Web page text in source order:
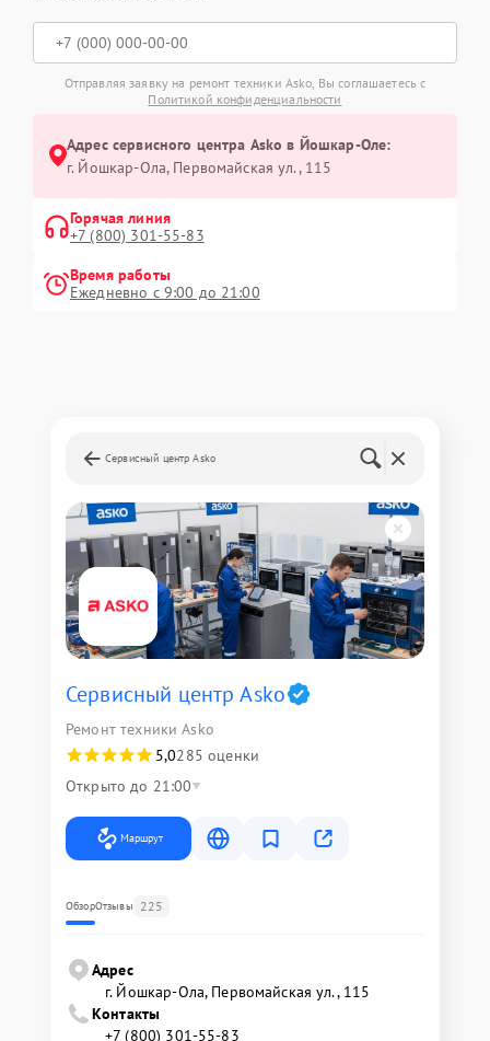
Отправляя заявку на ремонт техники Asko, Вы соглашаетесь с
Политикой конфиденциальности
Адрес сервисного центра Asko в Йошкар-Оле:
г. Йошкар-Ола, Первомайская ул., 115
Горячая линия
+7 (800) 301-55-83
Время работы
Ежедневно с 9:00 до 21:00
Сервисный центр Asko
Сервисный центр Asko
Ремонт техники Asko
5,0285 оценки
Открыто до 21:00
Маршрут
ОбзорОтзывы 225
Адрес
г. Йошкар-Ола, Первомайская ул., 115
Контакты
+7 (800) 301-55-83